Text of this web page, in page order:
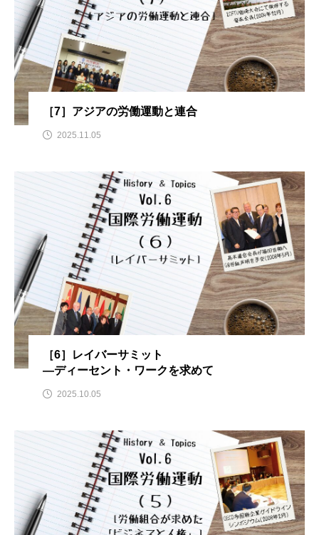
［7］アジアの労働運動と連合
2025.11.05
［6］レイバーサミット
—ディーセント・ワークを求めて
2025.10.05